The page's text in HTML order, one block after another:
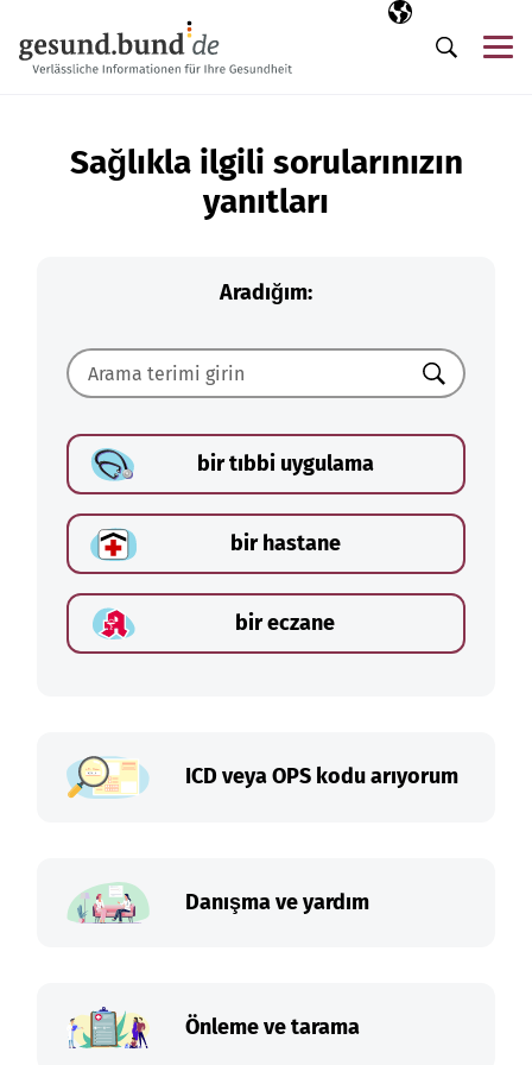
Seçili dil
TR
Arama
Sağlıkla ilgili sorularınızın
yanıtları
Aradığım:
Ara
bir tıbbi uygulama
bir hastane
bir eczane
ICD veya OPS kodu arıyorum
Danışma ve yardım
Önleme ve tarama